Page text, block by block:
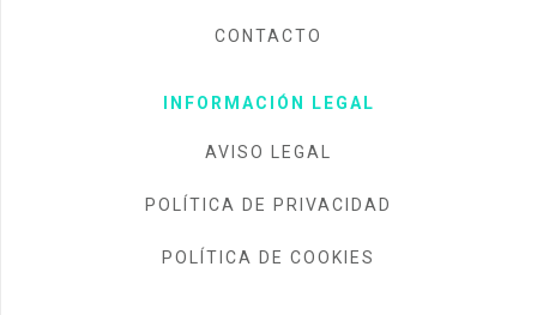
CONTACTO
INFORMACIÓN LEGAL
AVISO LEGAL
POLÍTICA DE PRIVACIDAD
POLÍTICA DE COOKIES